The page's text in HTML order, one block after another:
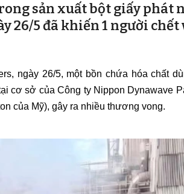
sản xuất bột giấy phát
26/5 đã khiến 1 người
ngày 26/5, một bồn chứa hóa chất
cơ sở của Công ty Nippon Dynawave
của Mỹ), gây ra nhiều thương vong.